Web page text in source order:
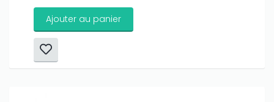
Ajouter au panier